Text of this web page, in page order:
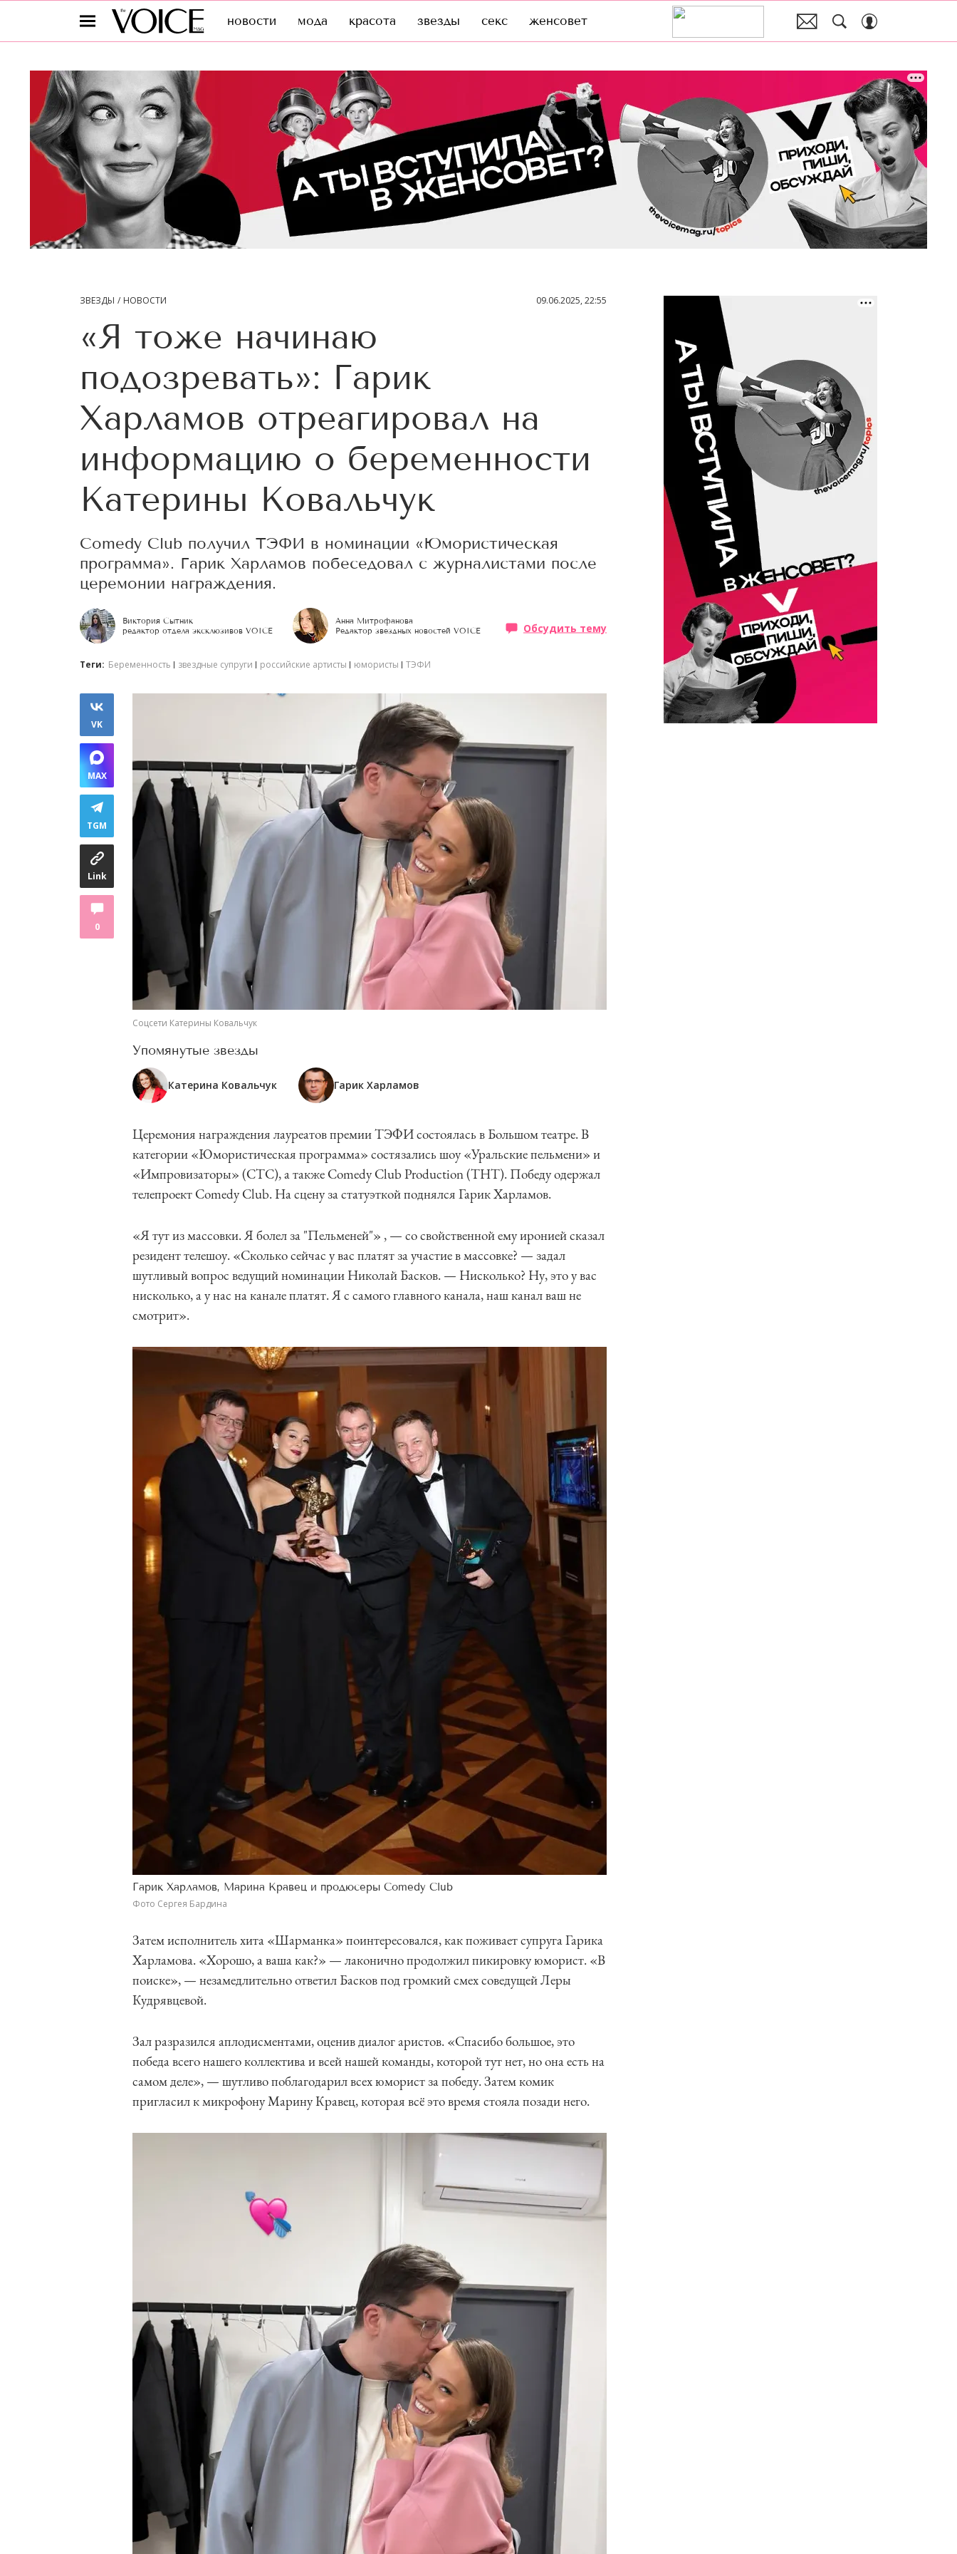
новости мода красота звезды секс женсовет
ЗВЕЗДЫ НОВОСТИ 09.06.2025, 22:55
«Я тоже начинаю
подозревать»: Гарик
Харламов отреагировал на
информацию о беременности
Катерины Ковальчук
Comedy Club получил ТЭФИ в номинации «Юмористическая
программа». Гарик Харламов побеседовал с журналистами после
церемонии награждения.
Виктория Сытник
редактор отдела эксклюзивов VOICE
Анна Митрофанова
Редактор звездных новостей VOICE
Обсудить тему
Теги: Беременность звездные супруги российские артисты юмористы ТЭФИ
VK
MAX
TGM
Link
0
Соцсети Катерины Ковальчук
Упомянутые звезды
Катерина Ковальчук Гарик Харламов
Церемония награждения лауреатов премии ТЭФИ состоялась в Большом театре. В
категории «Юмористическая программа» состязались шоу «Уральские пельмени» и
«Импровизаторы» (СТС), а также Comedy Club Production (ТНТ). Победу одержал
телепроект Comedy Club. На сцену за статуэткой поднялся Гарик Харламов.
«Я тут из массовки. Я болел за "Пельменей"» , — со свойственной ему иронией сказал
резидент телешоу. «Сколько сейчас у вас платят за участие в массовке? — задал
шутливый вопрос ведущий номинации Николай Басков. — Нисколько? Ну, это у вас
нисколько, а у нас на канале платят. Я с самого главного канала, наш канал ваш не
смотрит».
Гарик Харламов, Марина Кравец и продюсеры Comedy Club
Фото Сергея Бардина
Затем исполнитель хита «Шарманка» поинтересовался, как поживает супруга Гарика
Харламова. «Хорошо, а ваша как?» — лаконично продолжил пикировку юморист. «В
поиске», — незамедлительно ответил Басков под громкий смех соведущей Леры
Кудрявцевой.
Зал разразился аплодисментами, оценив диалог аристов. «Спасибо большое, это
победа всего нашего коллектива и всей нашей команды, которой тут нет, но она есть на
самом деле», — шутливо поблагодарил всех юморист за победу. Затем комик
пригласил к микрофону Марину Кравец, которая всё это время стояла позади него.